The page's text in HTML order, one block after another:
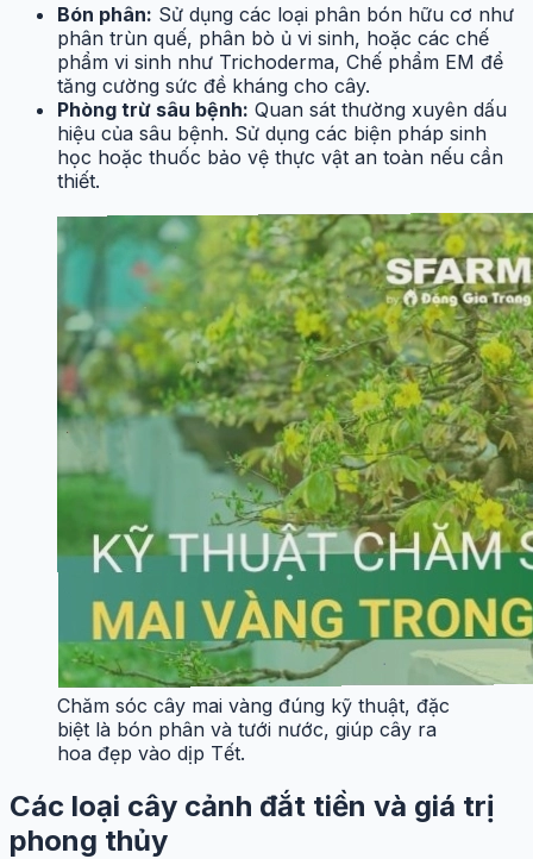
Bón phân: Sử dụng các loại phân bón hữu cơ như
phân trùn quế, phân bò ủ vi sinh, hoặc các chế
phẩm vi sinh như Trichoderma, Chế phẩm EM để
tăng cường sức đề kháng cho cây.
Phòng trừ sâu bệnh: Quan sát thường xuyên dấu
hiệu của sâu bệnh. Sử dụng các biện pháp sinh
học hoặc thuốc bảo vệ thực vật an toàn nếu cần
thiết.
Chăm sóc cây mai vàng đúng kỹ thuật, đặc
biệt là bón phân và tưới nước, giúp cây ra
hoa đẹp vào dịp Tết.
Các loại cây cảnh đắt tiền và giá trị
phong thủy